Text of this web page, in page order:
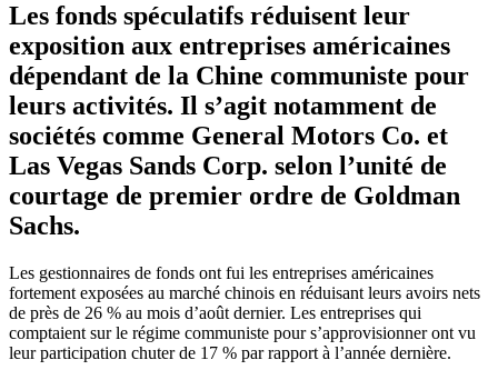
Les fonds spéculatifs réduisent leur
exposition aux entreprises américaines
dépendant de la Chine communiste pour
leurs activités. Il s’agit notamment de
sociétés comme General Motors Co. et
Las Vegas Sands Corp. selon l’unité de
courtage de premier ordre de Goldman
Sachs.
Les gestionnaires de fonds ont fui les entreprises américaines
fortement exposées au marché chinois en réduisant leurs avoirs nets
de près de 26 % au mois d’août dernier. Les entreprises qui
comptaient sur le régime communiste pour s’approvisionner ont vu
leur participation chuter de 17 % par rapport à l’année dernière.